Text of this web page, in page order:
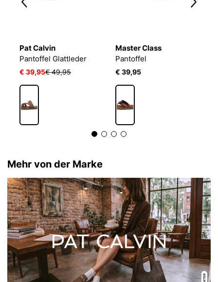
Pat Calvin
Pantoffel Glattleder
€ 39,95€ 49,95
Master Class
Pantoffel
€ 39,95
Mehr von der Marke